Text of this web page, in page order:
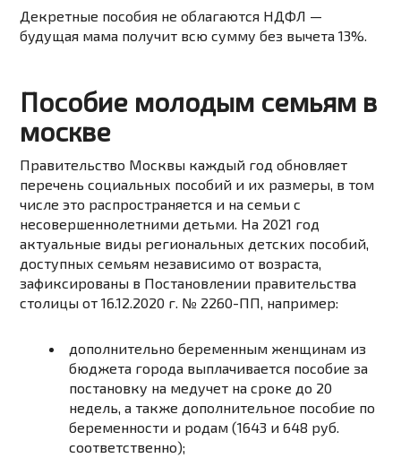
Декретные пособия не облагаются НДФЛ —
будущая мама получит всю сумму без вычета 13%.
Пособие молодым семьям в
москве
Правительство Москвы каждый год обновляет
перечень социальных пособий и их размеры, в том
числе это распространяется и на семьи с
несовершеннолетними детьми. На 2021 год
актуальные виды региональных детских пособий,
доступных семьям независимо от возраста,
зафиксированы в Постановлении правительства
столицы от 16.12.2020 г. № 2260-ПП, например:
дополнительно беременным женщинам из
бюджета города выплачивается пособие за
постановку на медучет на сроке до 20
недель, а также дополнительное пособие по
беременности и родам (1643 и 648 руб.
соответственно);